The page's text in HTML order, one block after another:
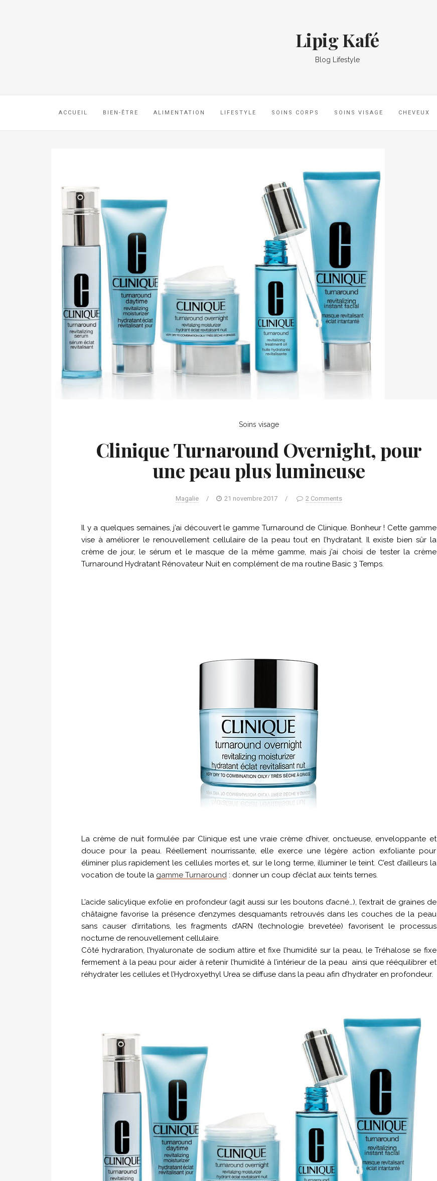
Lipig Kafé
Blog Lifestyle
ACCUEIL BIEN-ÊTRE ALIMENTATION LIFESTYLE SOINS CORPS SOINS VISAGE CHEVEUX
Soins visage
Clinique Turnaround Overnight, pour
une peau plus lumineuse
Magalie / 21 novembre 2017 / 2 Comments
Il y a quelques semaines, j’ai découvert le gamme Turnaround de Clinique. Bonheur ! Cette gamme
vise à améliorer le renouvellement cellulaire de la peau tout en l’hydratant. Il existe bien sûr la
crème de jour, le sérum et le masque de la même gamme, mais j’ai choisi de tester la crème
Turnaround Hydratant Rénovateur Nuit en complément de ma routine Basic 3 Temps.
La crème de nuit formulée par Clinique est une vraie crème d’hiver, onctueuse, enveloppante et
douce pour la peau. Réellement nourrissante, elle exerce une légère action exfoliante pour
éliminer plus rapidement les cellules mortes et, sur le long terme, illuminer le teint. C’est d’ailleurs la
vocation de toute la gamme Turnaround : donner un coup d’éclat aux teints ternes.
L’acide salicylique exfolie en profondeur (agit aussi sur les boutons d’acné…), l’extrait de graines de
châtaigne favorise la présence d’enzymes desquamants retrouvés dans les couches de la peau
sans causer d’irritations, les fragments d’ARN (technologie brevetée) favorisent le processus
nocturne de renouvellement cellulaire.
Côté hydraration, l’hyaluronate de sodium attire et fixe l’humidité sur la peau, le Tréhalose se fixe
fermement à la peau pour aider à retenir l’humidité à l’intérieur de la peau ainsi que rééquilibrer et
réhydrater les cellules et l’Hydroxyethyl Urea se diffuse dans la peau afin d’hydrater en profondeur.